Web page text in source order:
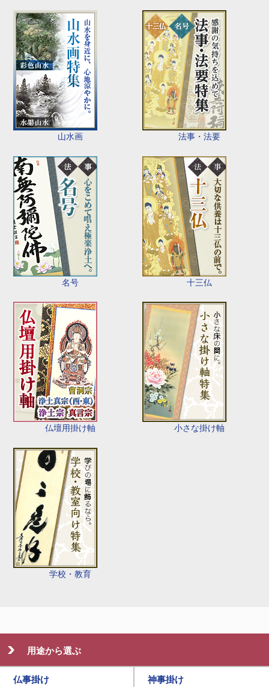
山水画 法事・法要
名号 十三仏
仏壇用掛け軸 小さな掛け軸
学校・教育
用途から選ぶ
仏事掛け 神事掛け